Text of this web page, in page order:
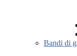
Bandi di